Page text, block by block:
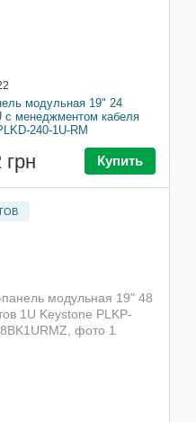
модульная 19" 24
с менеджментом кабеля
240-1U-RM
грн Купить